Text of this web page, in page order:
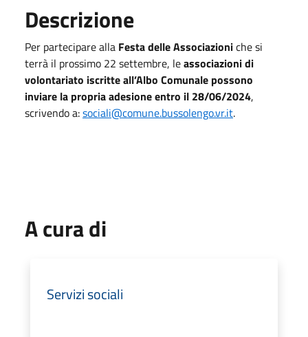
Descrizione
Per partecipare alla Festa delle Associazioniche si
terrà il prossimo 22 settembre, leassociazioni di
volontariato iscritte all’Albo Comunale possono
inviare la propria adesione entro il 28/06/2024,
scrivendo a:sociali@comune.bussolengo.vr.it.
A cura di
Servizi sociali